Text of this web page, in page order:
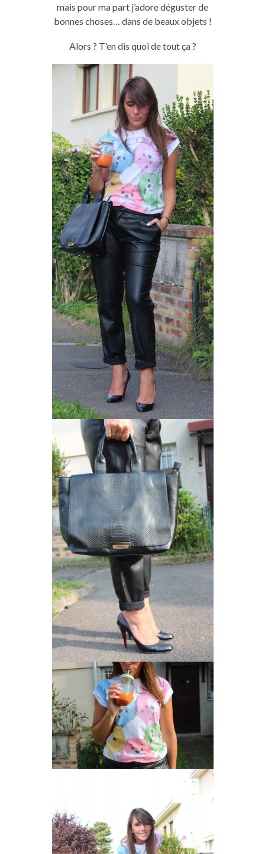
mais pour ma part j’adore déguster de
bonnes choses… dans de beaux objets !
Alors ? T’en dis quoi de tout ça ?